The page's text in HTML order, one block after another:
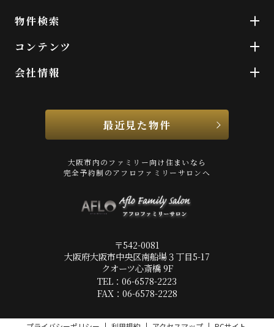
物件検索
コンテンツ
会社情報
最近見た物件
大阪市内のファミリー向け住まいなら
完全予約制のアフロファミリーサロンへ
〒542-0081
大阪府大阪市中央区南船場３丁目5-17
クオーツ心斎橋 9F
TEL：06-6578-2223
FAX：06-6578-2228